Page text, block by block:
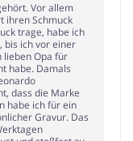
Vor allem
ihren Schmuck
trage, habe ich
bis ich vor einer
lieben Opa für
habe. Damals
dass die Marke
habe ich für ein
Gravur. Das